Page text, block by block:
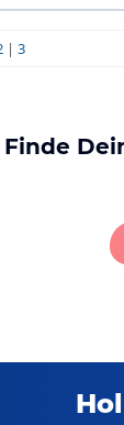
|3
Finde